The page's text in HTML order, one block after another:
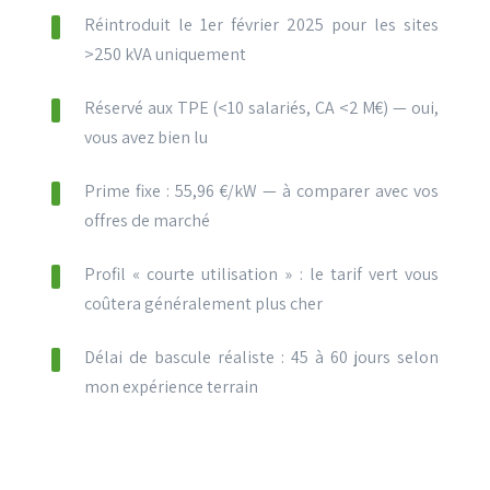
Réintroduit le 1er février 2025 pour les sites
>250 kVA uniquement
Réservé aux TPE (<10 salariés, CA <2 M€) — oui,
vous avez bien lu
Prime fixe : 55,96 €/kW — à comparer avec vos
offres de marché
Profil « courte utilisation » : le tarif vert vous
coûtera généralement plus cher
Délai de bascule réaliste : 45 à 60 jours selon
mon expérience terrain